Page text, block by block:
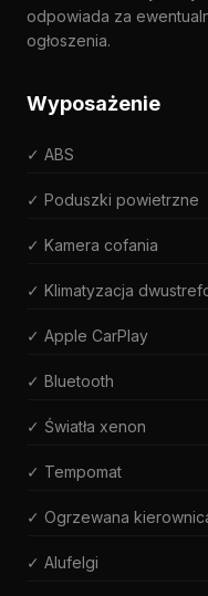
odpowiada za
ogłoszenia.
Wyposażenie
✓ ABS
✓ Poduszki powietrzne
✓ Kamera cofania
✓ Klimatyzacja
✓ Apple CarPlay
✓ Bluetooth
✓ Światła xenon
✓ Tempomat
✓ Ogrzewana
✓ Alufelgi